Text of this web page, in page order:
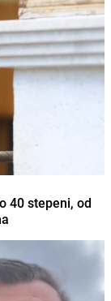
40 stepeni, od